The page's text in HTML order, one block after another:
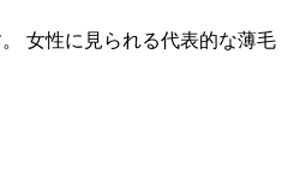
女性に見られる代表的な薄毛